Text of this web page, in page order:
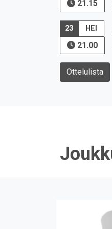
21.15
23 HEI
21.00
Ottelulista